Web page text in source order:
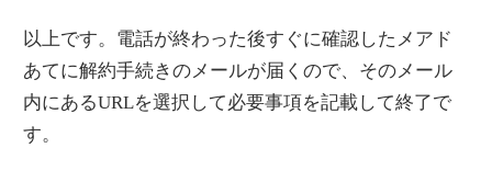
以上です。電話が終わった後すぐに確認したメアド
あてに解約手続きのメールが届くので、そのメール
内にあるURLを選択して必要事項を記載して終了で
す。